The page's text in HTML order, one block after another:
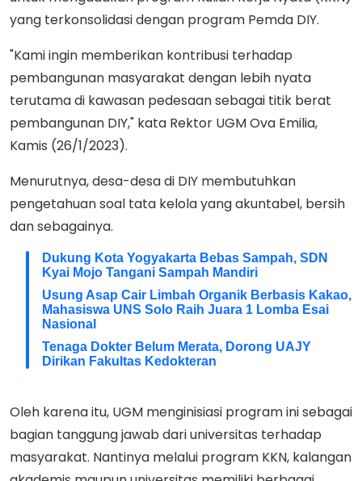
yang terkonsolidasi dengan program Pemda DIY.
"Kami ingin memberikan kontribusi terhadap
pembangunan masyarakat dengan lebih nyata
terutama di kawasan pedesaan sebagai titik berat
pembangunan DIY," kata Rektor UGM Ova Emilia,
Kamis (26/1/2023).
Menurutnya, desa-desa di DIY membutuhkan
pengetahuan soal tata kelola yang akuntabel, bersih
dan sebagainya.
Dukung Kota Yogyakarta Bebas Sampah, SDN
Kyai Mojo Tangani Sampah Mandiri
Usung Asap Cair Limbah Organik Berbasis Kakao,
Mahasiswa UNS Solo Raih Juara 1 Lomba Esai
Nasional
Tenaga Dokter Belum Merata, Dorong UAJY
Dirikan Fakultas Kedokteran
Oleh karena itu, UGM menginisiasi program ini sebagai
bagian tanggung jawab dari universitas terhadap
masyarakat. Nantinya melalui program KKN, kalangan